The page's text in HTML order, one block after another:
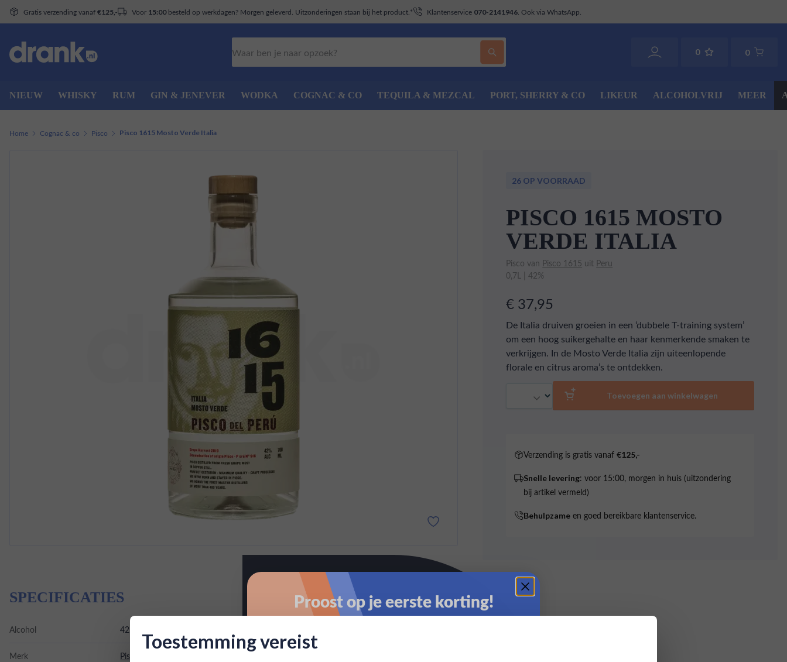
Gratis verzending vanaf €125,- Voor 15:00besteld op werkdagen? Morgen geleverd. Uitzonderingen staan bij het product.* Klantenservice 070-2141946 . Ook via WhatsApp.
0 0
NIEUW WHISKY RUM GIN & JENEVER WODKA COGNAC & CO TEQUILA & MEZCAL PORT, SHERRY & CO LIKEUR ALCOHOLVRIJ MEER
Home Cognac & co Pisco Pisco 1615 Mosto Verde Italia
26 OP VOORRAAD
PISCO 1615 MOSTO
VERDE ITALIA
Pisco van Pisco 1615 uit Peru
0,7L | 42%
€ 37,95
De Italia druiven groeien in een ‘dubbele T-training system’
om een hoog suikergehalte en haar kenmerkende smaken te
verkrijgen. In de Mosto Verde Italia zijn uiteenlopende
florale en citrus aroma’s te ontdekken.
Toevoegen aan winkelwagen
Verzending is gratis vanaf€125,-
Snelle levering: voor 15:00, morgen in huis (uitzondering
bij artikel vermeld)
Behulpzame en goed bereikbare klantenservice.
SPECIFICATIES
Alcohol 42.00%
Merk Pisco 1615
Toestemming vereist
Proost op je eerste korting!